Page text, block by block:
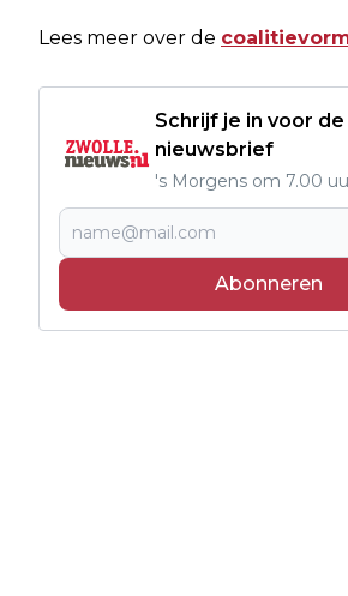
Lees meer over de
Schrijf je in voor
nieuwsbrief
's Morgens om 7.00
Abonneren